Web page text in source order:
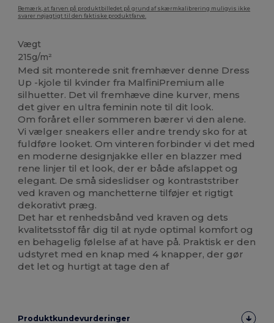
Bemærk, at farven på produktbilledet på grund af skærmkalibrering muligvis ikke
svarer nøjagtigt til den faktiske produktfarve.
Vægt
215g/m²
Med sit monterede snit fremhæver denne Dress
Up -kjole til kvinder fra MalfiniPremium alle
silhuetter. Det vil fremhæve dine kurver, mens
det giver en ultra feminin note til dit look.
Om foråret eller sommeren bærer vi den alene.
Vi vælger sneakers eller andre trendy sko for at
fuldføre looket. Om vinteren forbinder vi det med
en moderne designjakke eller en blazzer med
rene linjer til et look, der er både afslappet og
elegant. De små sideslidser og kontraststriber
ved kraven og manchetterne tilføjer et rigtigt
dekorativt præg.
Det har et renhedsbånd ved kraven og dets
kvalitetsstof får dig til at nyde optimal komfort og
en behagelig følelse af at have på. Praktisk er den
udstyret med en knap med 4 knapper, der gør
det let og hurtigt at tage den af
Produktkundevurderinger